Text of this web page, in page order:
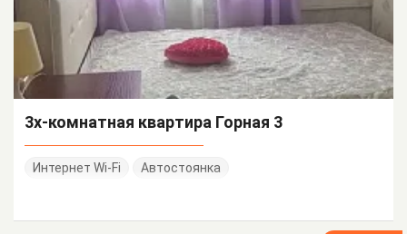
3х-комнатная квартира Горная 3
Интернет Wi-Fi Автостоянка